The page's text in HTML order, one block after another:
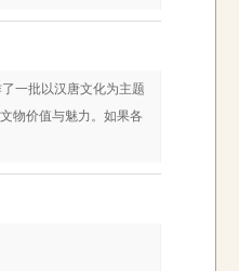
一批以汉唐文化为主题
物价值与魅力。如果各